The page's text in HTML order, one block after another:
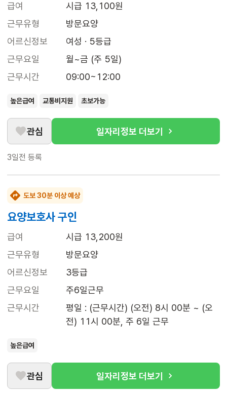
급여
시급 13,100원
근무유형
방문요양
어르신정보
여성 · 5등급
근무요일
월~금 (주 5일)
근무시간
09:00~12:00
높은급여 교통비지원 초보가능
관심 일자리정보 더보기
3일전 등록
도보 30분 이상 예상
요양보호사 구인
급여
시급 13,200원
근무유형
방문요양
어르신정보
3등급
근무요일
주6일근무
근무시간
평일 : (근무시간) (오전) 8시 00분 ~ (오
전) 11시 00분, 주 6일 근무
높은급여
관심 일자리정보 더보기